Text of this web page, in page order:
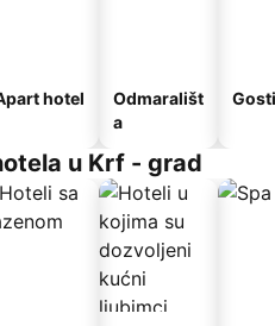
hotel
Odmarališt
a
u Krf - grad